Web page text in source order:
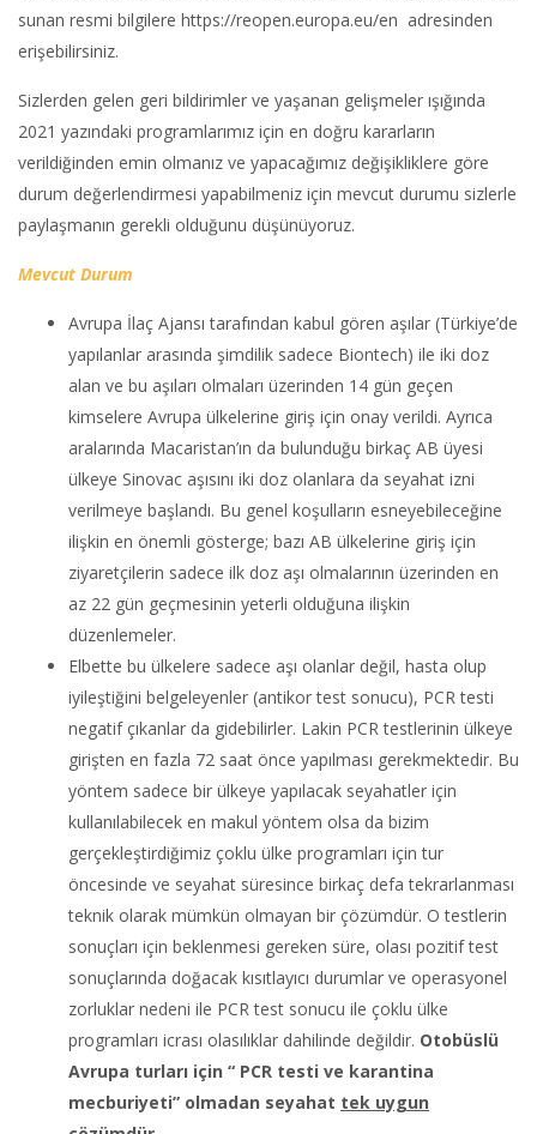
sunan resmi bilgilere https://reopen.europa.eu/en adresinden
erişebilirsiniz.
Sizlerden gelen geri bildirimler ve yaşanan gelişmeler ışığında
2021 yazındaki programlarımız için en doğru kararların
verildiğinden emin olmanız ve yapacağımız değişikliklere göre
durum değerlendirmesi yapabilmeniz için mevcut durumu sizlerle
paylaşmanın gerekli olduğunu düşünüyoruz.
Mevcut Durum
Avrupa İlaç Ajansı tarafından kabul gören aşılar (Türkiye’de
yapılanlar arasında şimdilik sadece Biontech) ile iki doz
alan ve bu aşıları olmaları üzerinden 14 gün geçen
kimselere Avrupa ülkelerine giriş için onay verildi. Ayrıca
aralarında Macaristan’ın da bulunduğu birkaç AB üyesi
ülkeye Sinovac aşısını iki doz olanlara da seyahat izni
verilmeye başlandı. Bu genel koşulların esneyebileceğine
ilişkin en önemli gösterge; bazı AB ülkelerine giriş için
ziyaretçilerin sadece ilk doz aşı olmalarının üzerinden en
az 22 gün geçmesinin yeterli olduğuna ilişkin
düzenlemeler.
Elbette bu ülkelere sadece aşı olanlar değil, hasta olup
iyileştiğini belgeleyenler (antikor test sonucu), PCR testi
negatif çıkanlar da gidebilirler. Lakin PCR testlerinin ülkeye
girişten en fazla 72 saat önce yapılması gerekmektedir. Bu
yöntem sadece bir ülkeye yapılacak seyahatler için
kullanılabilecek en makul yöntem olsa da bizim
gerçekleştirdiğimiz çoklu ülke programları için tur
öncesinde ve seyahat süresince birkaç defa tekrarlanması
teknik olarak mümkün olmayan bir çözümdür. O testlerin
sonuçları için beklenmesi gereken süre, olası pozitif test
sonuçlarında doğacak kısıtlayıcı durumlar ve operasyonel
zorluklar nedeni ile PCR test sonucu ile çoklu ülke
programları icrası olasılıklar dahilinde değildir. Otobüslü
Avrupa turları için “ PCR testi ve karantina
mecburiyeti” olmadan seyahat tek uygun